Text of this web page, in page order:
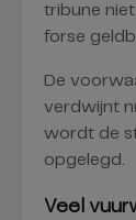
tribune
forse
De
verdwijnt
wordt de
opgelegd.
Veel